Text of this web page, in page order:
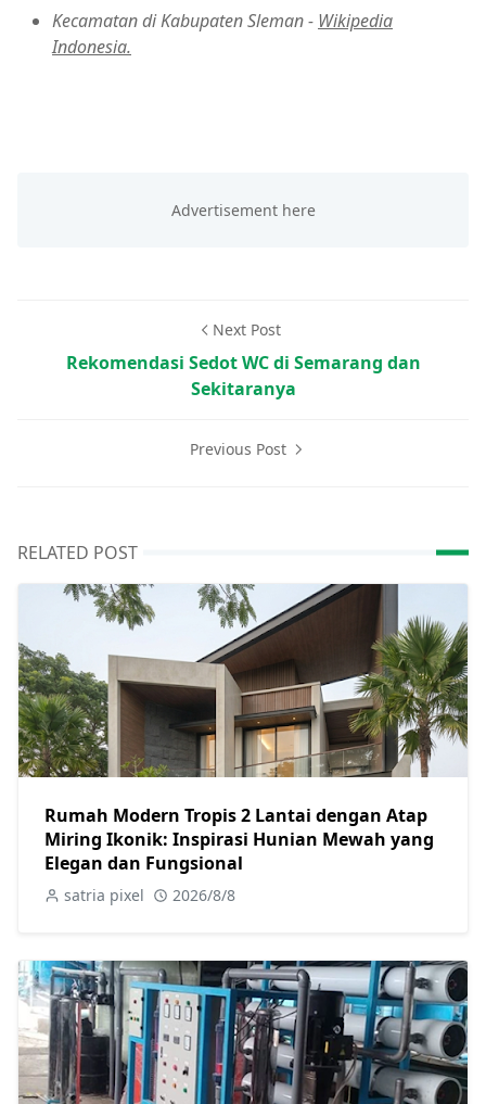
Kecamatan di Kabupaten Sleman - Wikipedia
Indonesia.
Next Post
Rekomendasi Sedot WC di Semarang dan
Sekitaranya
Previous Post
RELATED POST
Rumah Modern Tropis 2 Lantai dengan Atap
Miring Ikonik: Inspirasi Hunian Mewah yang
Elegan dan Fungsional
satria pixel 2026/8/8